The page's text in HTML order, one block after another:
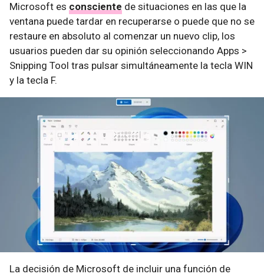
Microsoft es consciente de situaciones en las que la
ventana puede tardar en recuperarse o puede que no se
restaure en absoluto al comenzar un nuevo clip, los
usuarios pueden dar su opinión seleccionando Apps >
Snipping Tool tras pulsar simultáneamente la tecla WIN
y la tecla F.
La decisión de Microsoft de incluir una función de